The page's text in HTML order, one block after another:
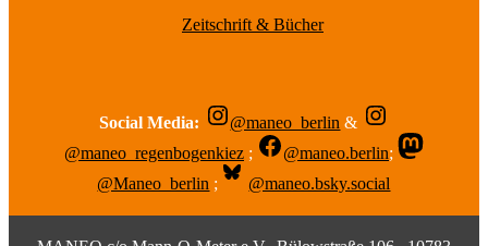
Zeitschrift & Bücher
Social Media: @maneo_berlin &
@maneo_regenbogenkiez ; @maneo.berlin;
@Maneo_berlin ; @maneo.bsky.social